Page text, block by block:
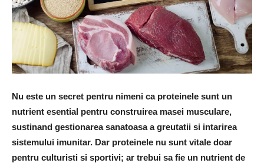
Nu este un secret pentru nimeni ca proteinele sunt un
nutrient esential pentru construirea masei musculare,
sustinand gestionarea sanatoasa a greutatii si intarirea
sistemului imunitar. Dar proteinele nu sunt vitale doar
pentru culturisti si sportivi; ar trebui sa fie un nutrient de